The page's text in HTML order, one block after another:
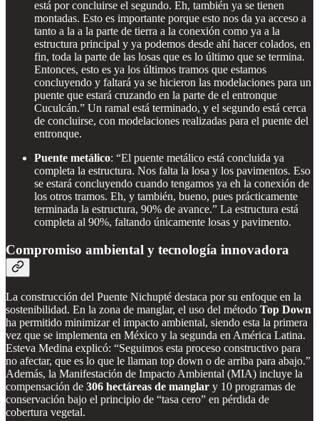
está por concluirse el segundo. Eh, también ya se tienen
montadas. Esto es importante porque esto nos da ya acceso a
tanto a la a la parte de tierra a la conexión como ya a la
estructura principal y ya podemos desde ahí hacer colados, en
fin, toda la parte de las losas que es lo último que se termina.
Entonces, esto es ya los últimos tramos que estamos
concluyendo y faltará ya se hicieron las modelaciones para un
puente que estará cruzando en la parte de el entronque
Cuculcán.” Un ramal está terminado, y el segundo está cerca
de concluirse, con modelaciones realizadas para el puente del
entronque.
Puente metálico: “El puente metálico está concluida ya
completa la estructura. Nos falta la losa y los pavimentos. Eso
se estará concluyendo cuando tengamos ya eh la conexión de
los otros tramos. Eh, y también, bueno, pues prácticamente
terminada la estructura, 90% de avance.” La estructura está
completa al 90%, faltando únicamente losas y pavimento.
Compromiso ambiental y tecnología innovadora
La construcción del Puente Nichupté destaca por su enfoque en la
sostenibilidad. En la zona de manglar, el uso del método Top Down
ha permitido minimizar el impacto ambiental, siendo esta la primera
vez que se implementa en México y la segunda en América Latina.
Esteva Medina explicó: “Seguimos esta proceso constructivo para
no afectar, que es lo que le llaman top down o de arriba para abajo.”
Además, la Manifestación de Impacto Ambiental (MIA) incluye la
compensación de 306 hectáreas de manglar y 10 programas de
conservación bajo el principio de “tasa cero” en pérdida de
cobertura vegetal.